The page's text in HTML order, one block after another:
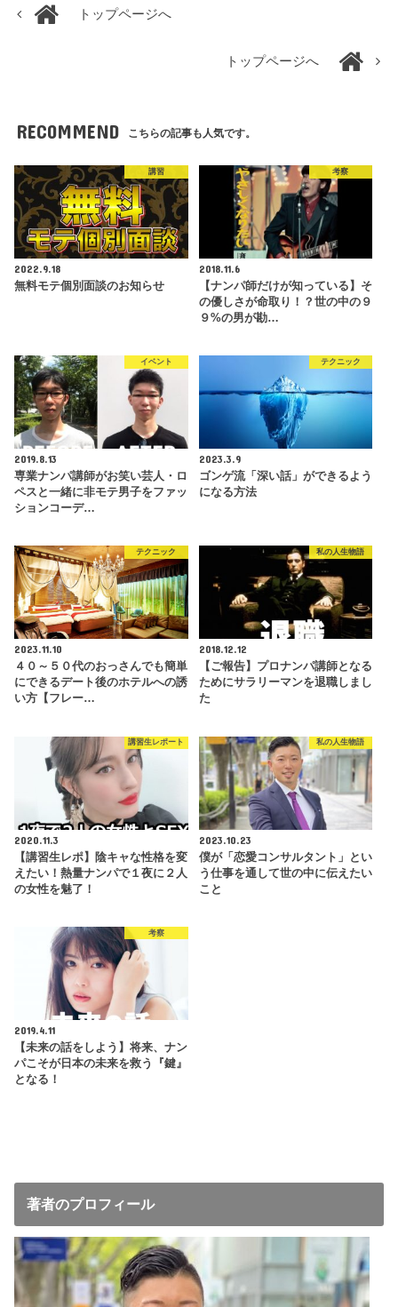
トップページへ
トップページへ
RECOMMEND こちらの記事も人気です。
講習
2022.9.18
無料モテ個別面談のお知らせ
考察
2018.11.6
【ナンパ師だけが知っている】そ
の優しさが命取り！？世の中の９
９%の男が勘…
イベント
2019.8.13
専業ナンパ講師がお笑い芸人・ロ
ペスと一緒に非モテ男子をファッ
ションコーデ…
テクニック
2023.3.9
ゴンゲ流「深い話」ができるよう
になる方法
テクニック
2023.11.10
４０～５０代のおっさんでも簡単
にできるデート後のホテルへの誘
い方【フレー…
私の人生物語
2018.12.12
【ご報告】プロナンパ講師となる
ためにサラリーマンを退職しまし
た
講習生レポート
2020.11.3
【講習生レポ】陰キャな性格を変
えたい！熱量ナンパで１夜に２人
の女性を魅了！
私の人生物語
2023.10.23
僕が「恋愛コンサルタント」とい
う仕事を通して世の中に伝えたい
こと
考察
2019.4.11
【未来の話をしよう】将来、ナン
パこそが日本の未来を救う『鍵』
となる！
著者のプロフィール